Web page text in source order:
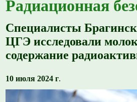
Радиационная
Специалисты
ЦГЭ исследовали
содержание
10 июля 2024 г.